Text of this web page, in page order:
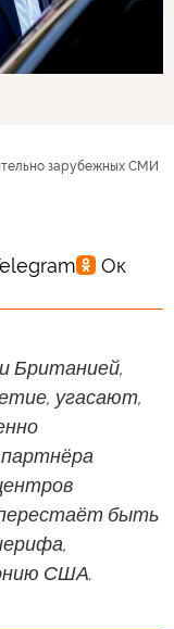
зарубежных СМИ
Британией,
угасают,
быть
США.